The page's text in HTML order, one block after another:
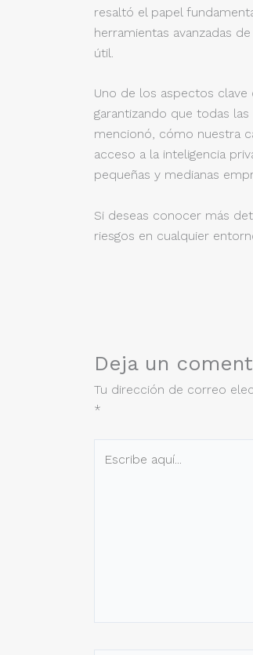
resaltó el papel
herramientas avanzadas
útil.
Uno de los aspectos
garantizando que todas
mencionó, cómo nuestra
acceso a la inteligencia
pequeñas y medianas
Si deseas conocer más
riesgos en cualquier
Deja un
Tu dirección de correo
*
aquí...